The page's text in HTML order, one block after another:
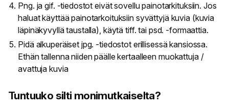
Png. ja gif. -tiedostot eivät sovellu painotarkituksiin. Jos
haluat käyttää painotarkoituksiin syvättyjä kuvia (kuvia
läpinäkyvyllä taustalla), käytä tiff. tai psd. -formaattia.
Pidä alkuperäiset jpg. -tiedostot erillisessä kansiossa.
Ethän tallenna niiden päälle kertaalleen muokattuja /
avattuja kuvia
Tuntuuko silti monimutkaiselta?